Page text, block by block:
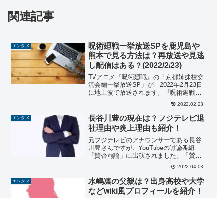
関連記事
エンタメ
呪術廻戦一挙放送SPを鹿児島や
熊本で見る方法は？再放送や見逃
し配信はある？(2022/2/23)
TVアニメ『呪術廻戦』の「京都姉妹校交
流会編一挙放送SP」が、2022年2月23日
に地上波で放送されます。『呪術廻戦』
は、第1期が2020年10月～2021年3月まで
放送されていて、今回の一挙放送SPは第
1期の中でも人気の高い「京都姉妹校交...
2022.02.23
エンタメ
長谷川豊の現在は？フジテレビ退
社理由や炎上理由も紹介！
元フジテレビのアナウンサーである長谷
川豊さんですが、YouTubeの討論番組
「賛否両論」に出演されました。「賛否
両論」は、出演者とゲストが忖度なしの
討論を繰り広げるという番組で、その出
演者は全て"訳あり"メンバーからなって
います。その一人と...
2022.04.03
エンタメ
水嶋凛の父親は？出身高校や大学
などwiki風プロフィールを紹介！